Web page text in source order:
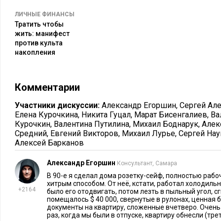
деньги мы легко заметим.
Где стоит хранить деньги?
постараюсь задать. Дальше все зависит от вашего
1. Полая гардина
Если сумму можно скрутить небольшими блоками и в доме
штор, которые открываются с двух сторон, то это неплохое
тайничка. Важно, чтобы доступ был с двух сторон, чтобы
протолкнуть свертки банкнот, иначе может быть очень
2. Фальшивая розетка
Такую можно как продумать заранее, так и сделать после
ЛИЧНЫЕ ФИНАНСЫ
Тратить чтобы
жить: манифест
против культа
накопления
Комментарии
Участники дискуссии: Александр Егоршин, Сергей
Елена Курочкина, Никита Гуцал, Марат Бисенгалиев,
Курочкин, Валентина Путилина, Михаил Боднарук,
Средний, Евгений Викторов, Михаил Лурье, Сергей
Алексей Барканов
+2164
Александр Егоршин Консультант, Самара
В 90-е я сделал дома розетку-сейф, полностью
хитрым способом. От неё, кстати, работал
было его отодвигать, потом лезть в пыльный угол,
помещалось $ 40 000, свернутые в рулонах, ценная
документы на квартиру, сложенные вчетверо.
раз, когда мы были в отпуске, квартиру обнесли